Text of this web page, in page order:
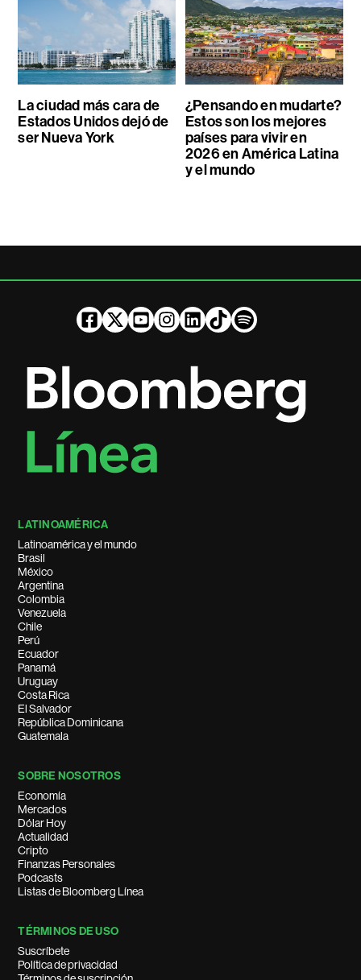
La ciudad más cara de
Estados Unidos dejó de
ser Nueva York
¿Pensando en mudarte?
Estos son los mejores
países para vivir en
2026 en América Latina
y el mundo
LATINOAMÉRICA
Latinoamérica y el mundo
Brasil
México
Argentina
Colombia
Venezuela
Chile
Perú
Ecuador
Panamá
Uruguay
Costa Rica
El Salvador
República Dominicana
Guatemala
SOBRE NOSOTROS
Economía
Mercados
Dólar Hoy
Actualidad
Cripto
Finanzas Personales
Podcasts
Listas de Bloomberg Línea
TÉRMINOS DE USO
Suscríbete
Política de privacidad